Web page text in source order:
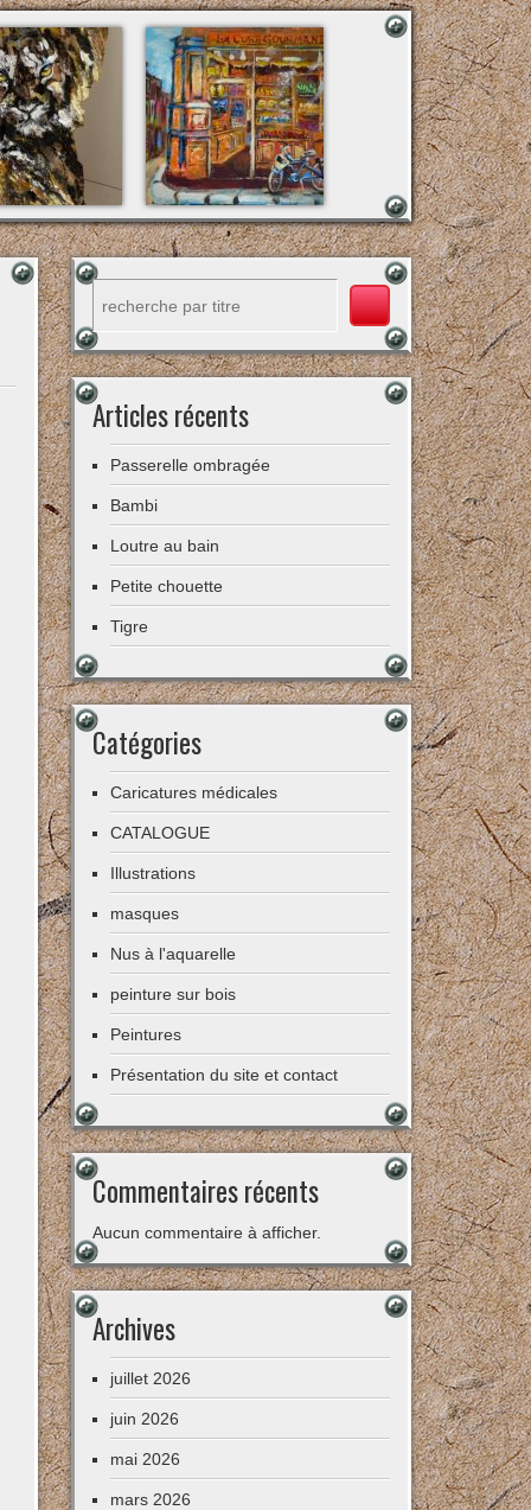
Articles récents
Passerelle ombragée
Bambi
Loutre au bain
Petite chouette
Tigre
Catégories
Caricatures médicales
CATALOGUE
Illustrations
masques
Nus à l'aquarelle
peinture sur bois
Peintures
Présentation du site et contact
Commentaires récents
Aucun commentaire à afficher.
Archives
juillet 2026
juin 2026
mai 2026
mars 2026